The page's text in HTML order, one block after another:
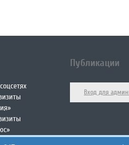
Публикации
Вход для